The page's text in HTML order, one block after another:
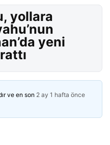
yollara
yeni
ve en son 2 ay 1 hafta önce